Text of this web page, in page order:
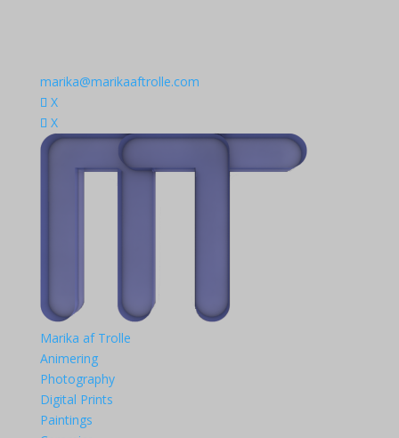
marika@marikaaftrolle.com
X
X
Marika af Trolle
Animering
Photography
Digital Prints
Paintings